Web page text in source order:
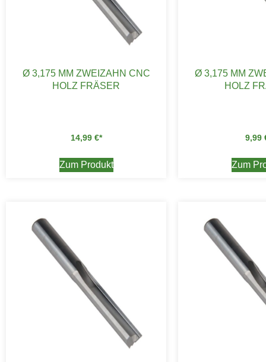
Ø 3,175 MM ZWEIZAHN CNC
HOLZ FRÄSER
14,99 €
Zum Produkt
Ø 3,175 MM
HOLZ
9,99
Zum